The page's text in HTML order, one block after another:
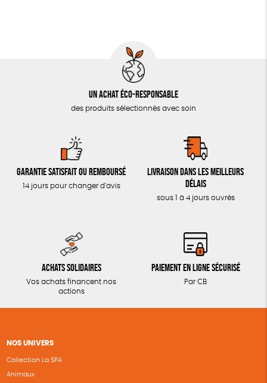
Un achat éco-responsable
des produits sélectionnés avec soin
Garantie satisfait ou remboursé
14 jours pour changer d'avis
Livraison dans les meilleurs
délais
sous 1 à 4 jours ouvrés
Achats solidaires
Vos achats financent nos
actions
Paiement en ligne sécurisé
Par CB
NOS UNIVERS
Collection La SPA
Animaux